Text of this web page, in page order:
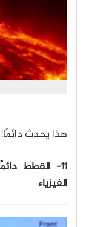
هذا يحدث دائمًا!
11- القطط
الفيزياء